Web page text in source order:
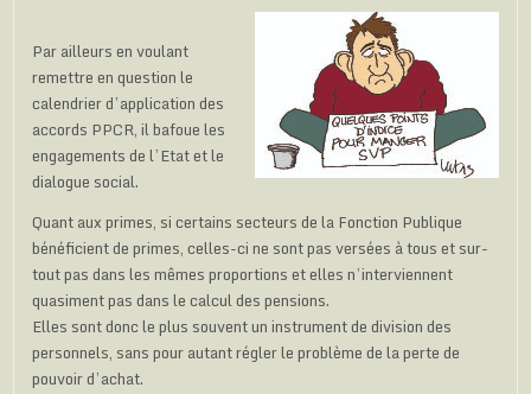
Par ailleurs en voulant
remettre en question le
calendrier d’application des
accords PPCR, il bafoue les
engagements de l’Etat et le
dialogue social.
Quant aux primes, si certains secteurs de la Fonction Publique
bénéficient de primes, celles-ci ne sont pas versées à tous et sur-
tout pas dans les mêmes proportions et elles n’interviennent
quasiment pas dans le calcul des pensions.
Elles sont donc le plus souvent un instrument de division des
personnels, sans pour autant régler le problème de la perte de
pouvoir d’achat.